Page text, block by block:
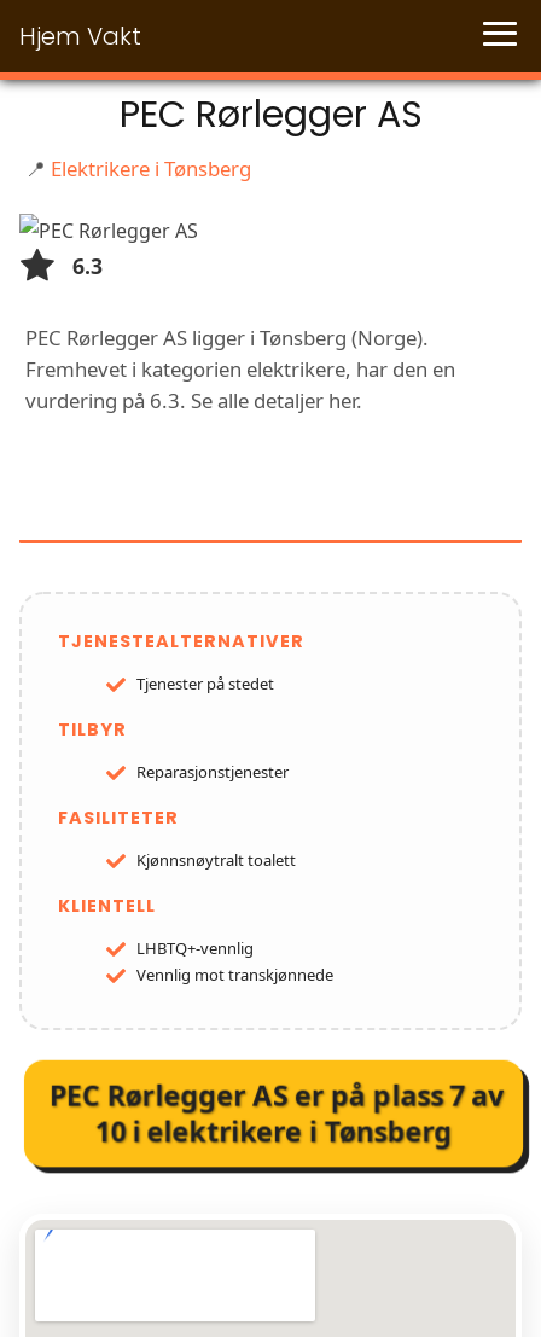
Hjem Vakt
PEC Rørlegger AS
📍 Elektrikere i Tønsberg
6.3
PEC Rørlegger AS ligger i Tønsberg (Norge).
Fremhevet i kategorien elektrikere, har den en
vurdering på 6.3. Se alle detaljer her.
TJENESTEALTERNATIVER
Tjenester på stedet
TILBYR
Reparasjonstjenester
FASILITETER
Kjønnsnøytralt toalett
KLIENTELL
LHBTQ+-vennlig
Vennlig mot transkjønnede
PEC Rørlegger ASer på plass7av
10 ielektrikere i Tønsberg